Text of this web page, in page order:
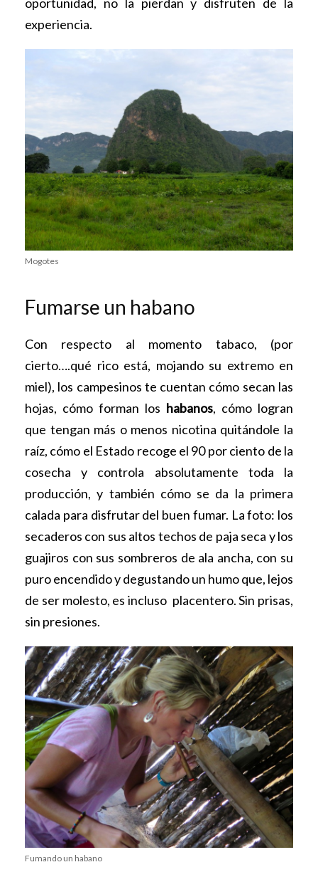
experiencia.
Mogotes
Fumarse un habano
Con respecto al momento tabaco, (por
cierto….qué rico está, mojando su extremo en
miel), los campesinos te cuentan cómo secan las
hojas, cómo forman los habanos, cómo logran
que tengan más o menos nicotina quitándole la
raíz, cómo el Estado recoge el 90 por ciento de la
cosecha y controla absolutamente toda la
producción, y también cómo se da la primera
calada para disfrutar del buen fumar. La foto: los
secaderos con sus altos techos de paja seca y los
guajiros con sus sombreros de ala ancha, con su
puro encendido y degustando un humo que, lejos
de ser molesto, es incluso placentero. Sin prisas,
sin presiones.
Fumando un habano